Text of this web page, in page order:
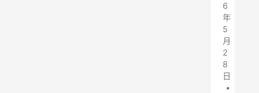
6
年
5
月
2
8
日
•